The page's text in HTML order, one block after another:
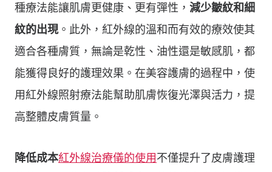
種療法能讓肌膚更健康、更有彈性， 減少皺紋和細
紋的出現。此外，紅外線的溫和而有效的療效使其
適合各種膚質，無論是乾性、油性還是敏感肌，都
能獲得良好的護理效果。在美容護膚的過程中，使
用紅外線照射療法能幫助肌膚恢復光澤與活力，提
高整體皮膚質量。
降低成本紅外線治療儀的使用不僅提升了皮膚護理